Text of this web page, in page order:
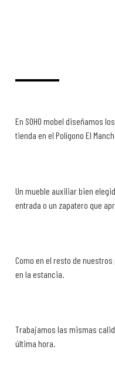
En SOHO mobel diseñamos
tienda en el Polígono El
Un mueble auxiliar bien
entrada o un zapatero que
Como en el resto de
en la estancia.
Trabajamos las mismas
última hora.